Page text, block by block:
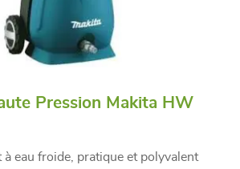
Pression Makita HW
eau froide, pratique et polyvalent